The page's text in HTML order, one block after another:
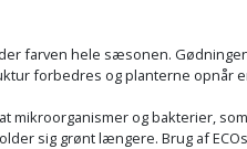
farven hele sæsonen.
forbedres og planterne
mikroorganismer og bakterier,
sig grønt længere. Brug af